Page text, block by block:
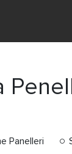
Panelleri